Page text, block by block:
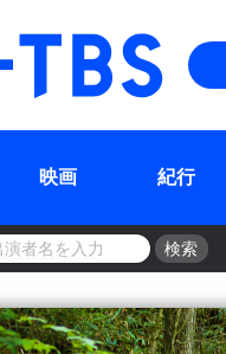
TBS
映画 紀行
検索